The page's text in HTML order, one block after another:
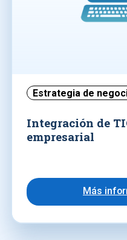
Estrategia de
Integración de
empresarial
Más